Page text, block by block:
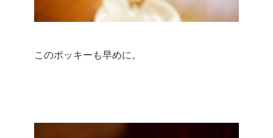
このポッキーも早めに。